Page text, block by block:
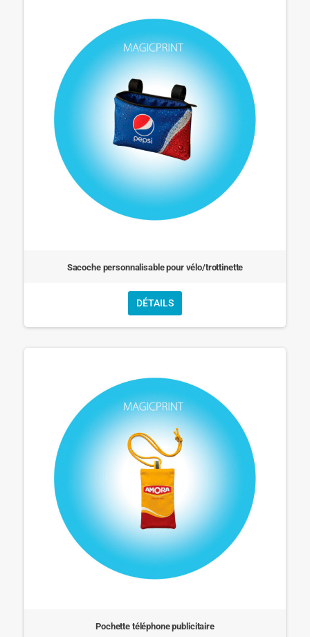
Sacoche personnalisable pour vélo/trottinette
DÉTAILS
Pochette téléphone publicitaire